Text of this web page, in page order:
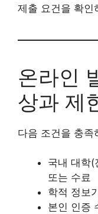
제출 요건을 확인
온라인
상과 제
다음 조건을 충족
국내 대학(
또는 수료
학적 정보
본인 인증